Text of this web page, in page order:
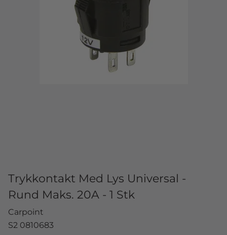
Trykkontakt Med Lys Universal -
Rund Maks. 20A - 1 Stk
Carpoint
S2 0810683